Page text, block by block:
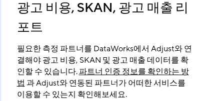
광고 비용, SKAN, 광고 매출 리
포트
필요한 측정 파트너를 DataWorks에서 Adjust와 연
결해야 광고 비용, SKAN 및 광고 매출 데이터를 확
인할 수 있습니다.파트너 인증 정보를 확인하는 방
법 과 Adjust와 연동된 파트너가 어떠한 서비스를
이용할 수 있는지 확인해보세요.